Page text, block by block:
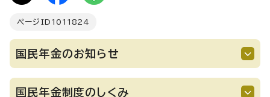
ページID 1011824
国民年金のお知らせ
国民年金制度のしくみ